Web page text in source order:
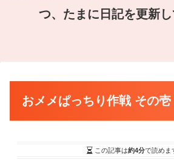
つ、たまに日記を更新し
おメメぱっちり作戦 その壱
この記事は約4分で読めま